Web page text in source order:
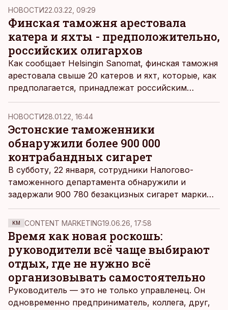
быть в ситуации, если прибыль есть, а денег на
выплату дивидендов пока нет - стоит всё же
принимать решение об их выплате или не
стоит? Не «выстрелит» ли такое решение в
смысле налогообложения? Ситуацию разбирает
доктор экономических наук, научный
руководитель бухгалтерского клуба „Кардис“
Владимир Вайнгорт.
НОВОСТИ22.03.22, 09:29
Финская таможня арестовала
катера и яхты - предположительно,
российских олигархов
Как сообщает Helsingin Sanomat, финская таможня
арестовала свыше 20 катеров и яхт, которые, как
предполагается, принадлежат российским
олигархам и связанным с ними компаниям.
НОВОСТИ28.01.22, 16:44
Эстонские таможенники
обнаружили более 900 000
контрабандных сигарет
В субботу, 22 января, сотрудники Налогово-
таможенного департамента обнаружили и
задержали 900 780 безакцизных сигарет марки
«SENATOR», сообщает пресс-служба НТД.
KM CONTENT MARKETING19.06.26, 17:58
Время как новая роскошь:
руководители всё чаще выбирают
отдых, где не нужно всё
организовывать самостоятельно
Руководитель — это не только управленец. Он
одновременно предприниматель, коллега, друг,